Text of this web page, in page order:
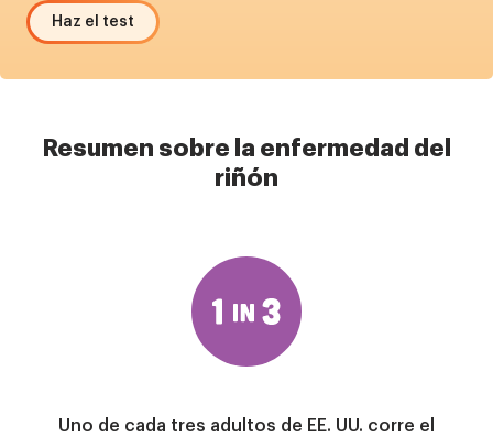
Haz el test
Resumen sobre la enfermedad del
riñón
Imagen
Uno de cada tres adultos de EE. UU. corre el